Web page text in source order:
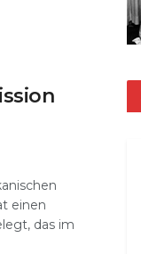
einen
das im